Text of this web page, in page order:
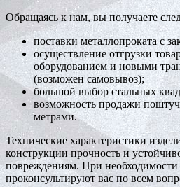
Обращаясь к нам, вы получаете
поставки металлопроката с
осуществление отгрузки
оборудованием и новыми
(возможен самовывоз);
большой выбор стальных
возможность продажи
метрами.
Технические характеристики
конструкции прочность и
повреждениям. При
проконсультируют вас по всем